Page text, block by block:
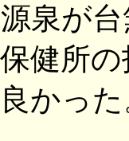
泉が
健所
かっ